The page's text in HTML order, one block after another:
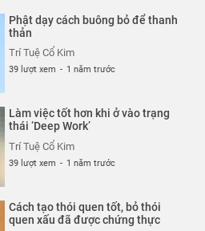
Phật dạy cách buông bỏ để thanh
thản
Trí Tuệ Cổ Kim
39 lượt xem - 1 năm trước
Làm việc tốt hơn khi ở vào trạng
thái ‘Deep Work’
Trí Tuệ Cổ Kim
39 lượt xem - 1 năm trước
Cách tạo thói quen tốt, bỏ thói
quen xấu đã được chứng thực